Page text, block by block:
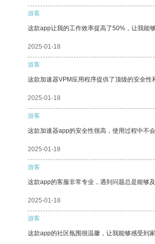
游客
这款app让我的工作效率提高了50%，让我能
2025-01-18
游客
这款加速器VPM应用程序提供了顶级的安全性
2025-01-18
游客
这款加速器app的安全性很高，使用过程中不
2025-01-18
游客
这款app的客服非常专业，遇到问题总是能够
2025-01-18
游客
这款app的社区氛围很温馨，让我能够感受到家